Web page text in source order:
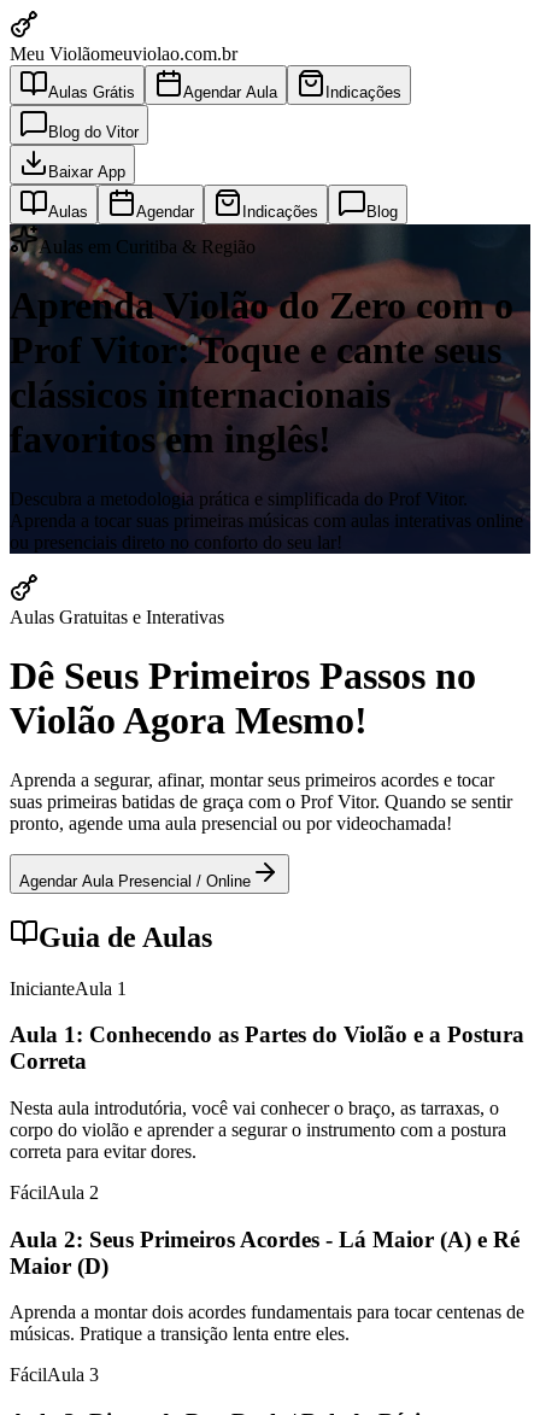
Meu Violãomeuviolao.com.br
Aulas Grátis Agendar Aula Indicações
Blog do Vitor
Baixar App
Aulas Agendar Indicações Blog
Aulas em Curitiba & Região
Aprenda Violão do Zero com o
Prof Vitor: Toque e cante seus
clássicos internacionais
favoritos em inglês!
Descubra a metodologia prática e simplificada do Prof Vitor.
Aprenda a tocar suas primeiras músicas com aulas interativas online
ou presenciais direto no conforto do seu lar!
Aulas Gratuitas e Interativas
Dê Seus Primeiros Passos no
Violão Agora Mesmo!
Aprenda a segurar, afinar, montar seus primeiros acordes e tocar
suas primeiras batidas de graça com o Prof Vitor. Quando se sentir
pronto, agende uma aula presencial ou por videochamada!
Agendar Aula Presencial / Online
Guia de Aulas
InicianteAula 1
Aula 1: Conhecendo as Partes do Violão e a Postura
Correta
Nesta aula introdutória, você vai conhecer o braço, as tarraxas, o
corpo do violão e aprender a segurar o instrumento com a postura
correta para evitar dores.
FácilAula 2
Aula 2: Seus Primeiros Acordes - Lá Maior (A) e Ré
Maior (D)
Aprenda a montar dois acordes fundamentais para tocar centenas de
músicas. Pratique a transição lenta entre eles.
FácilAula 3